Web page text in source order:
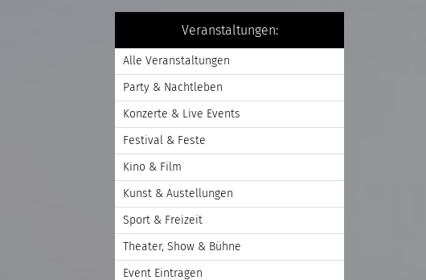
Veranstaltungen:
Alle Veranstaltungen
Party & Nachtleben
Konzerte & Live Events
Festival & Feste
Kino & Film
Kunst & Austellungen
Sport & Freizeit
Theater, Show & Bühne
Event Eintragen